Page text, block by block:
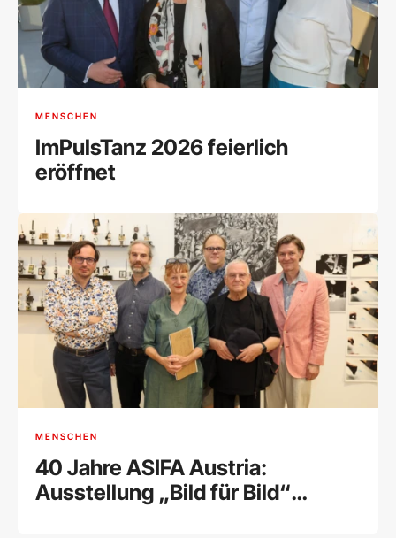
MENSCHEN
ImPulsTanz 2026 feierlich
eröffnet
MENSCHEN
40 Jahre ASIFA Austria:
Ausstellung „Bild für Bild“